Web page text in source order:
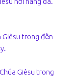
trong đền
Giêsu trong